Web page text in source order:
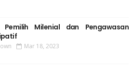
Pemilih Milenial dan Pengawasan
Mar 18, 2023